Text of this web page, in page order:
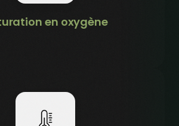
en oxygène